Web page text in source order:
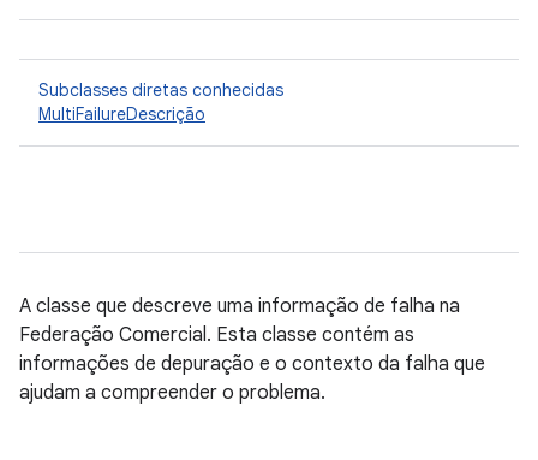
Subclasses diretas conhecidas
MultiFailureDescrição
A classe que descreve uma informação de falha na
Federação Comercial. Esta classe contém as
informações de depuração e o contexto da falha que
ajudam a compreender o problema.